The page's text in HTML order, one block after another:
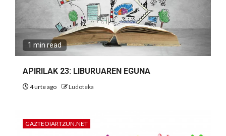
1 min read
APIRILAK 23: LIBURUAREN EGUNA
4 urte ago Ludoteka
GAZTEOIARTZUN.NET